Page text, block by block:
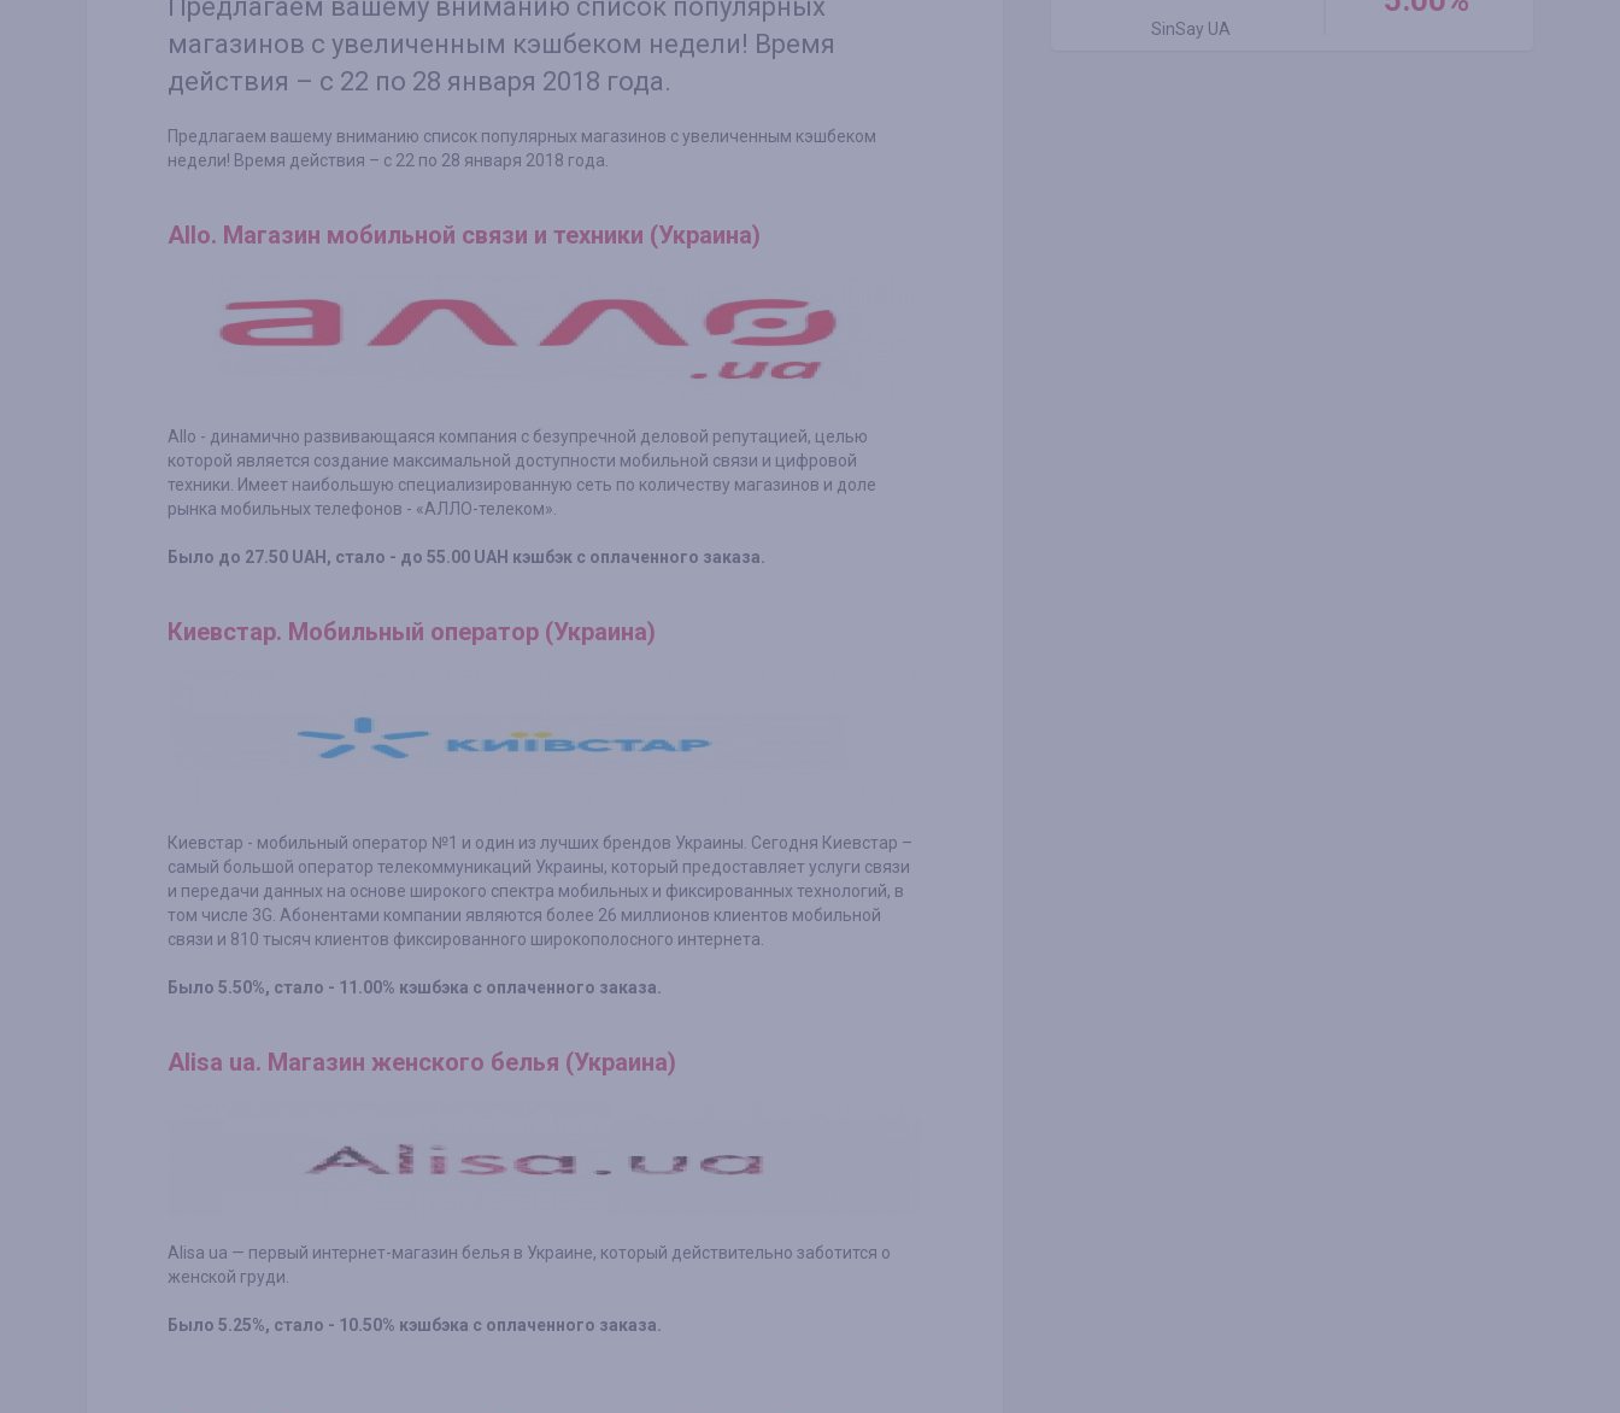
Предлагаем вашему вниманию список популярных
магазинов с увеличенным кэшбеком недели! Время
действия – с 22 по 28 января 2018 года.
Предлагаем вашему вниманию список популярных магазинов с увеличенным кэшбеком
недели! Время действия – с 22 по 28 января 2018 года.
Allo. Магазин мобильной связи и техники (Украина)
Allo - динамично развивающаяся компания с безупречной деловой репутацией, целью
которой является создание максимальной доступности мобильной связи и цифровой
техники. Имеет наибольшую специализированную сеть по количеству магазинов и доле
рынка мобильных телефонов - «АЛЛО-телеком».
Было до 27.50 UAH, стало - до 55.00 UAH кэшбэк с оплаченного заказа.
Киевстар. Мобильный оператор (Украина)
Киевстар - мобильный оператор №1 и один из лучших брендов Украины. Сегодня Киевстар –
самый большой оператор телекоммуникаций Украины, который предоставляет услуги связи
и передачи данных на основе широкого спектра мобильных и фиксированных технологий, в
том числе 3G. Абонентами компании являются более 26 миллионов клиентов мобильной
связи и 810 тысяч клиентов фиксированного широкополосного интернета.
Было 5.50%, стало - 11.00% кэшбэка с оплаченного заказа.
Alisa ua. Магазин женского белья (Украина)
Alisa ua — первый интернет-магазин белья в Украине, который действительно заботится о
женской груди.
Было 5.25%, стало - 10.50% кэшбэка с оплаченного заказа.
SinSay UA